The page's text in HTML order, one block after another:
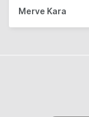
Merve Kara